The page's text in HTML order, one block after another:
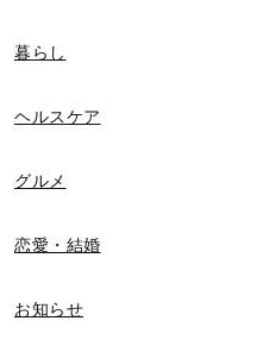
暮らし
ヘルスケア
グルメ
恋愛・結婚
お知らせ